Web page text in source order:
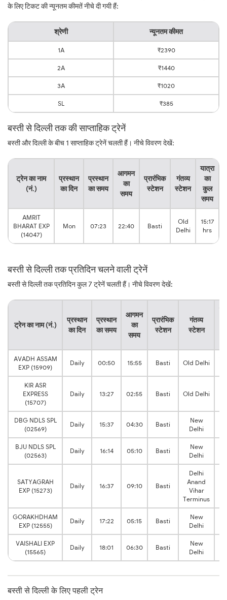
के लिए टिकट की न्यूनतम कीमतें नीचे दी गयी हैं:
श्रेणी न्यूनतम कीमत
1A ₹2390
2A ₹1440
3A ₹1020
SL ₹385
बस्ती से दिल्ली तक की साप्ताहिक ट्रेनें
बस्ती और दिल्ली के बीच 1 साप्ताहिक ट्रेनें चलती हैं। नीचे विवरण देखें:
ट्रेन का नाम
(नं.)
प्रस्थान
का दिन
प्रस्थान
का समय
आगमन
का
समय
प्रारंभिक
स्टेशन
गंतव्य
स्टेशन
यात्रा
का
कुल
समय
AMRIT
BHARAT EXP
(14047)
Mon 07:23 22:40 Basti
Old
Delhi
15:17
hrs
बस्ती से दिल्ली तक प्रतिदिन चलने वाली ट्रेनें
बस्ती से दिल्ली तक प्रतिदिन कुल 7 ट्रेनें चलती हैं। नीचे विवरण देखें:
ट्रेन का नाम (नं.)
प्रस्थान
का दिन
प्रस्थान
का समय
आगमन
का
समय
प्रारंभिक
स्टेशन
गंतव्य
स्टेशन
AVADH ASSAM
EXP (15909)
Daily 00:50 15:55 Basti Old Delhi
KIR ASR
EXPRESS
(15707)
Daily 13:27 02:55 Basti Old Delhi
DBG NDLS SPL
(02569)
Daily 15:37 04:30 Basti
New
Delhi
BJU NDLS SPL
(02563)
Daily 16:14 05:10 Basti
New
Delhi
SATYAGRAH
EXP (15273)
Daily 16:37 09:10 Basti
Delhi
Anand
Vihar
Terminus
GORAKHDHAM
EXP (12555)
Daily 17:22 05:15 Basti
New
Delhi
VAISHALI EXP
(15565)
Daily 18:01 06:30 Basti
New
Delhi
बस्ती से दिल्ली के लिए पहली ट्रेन